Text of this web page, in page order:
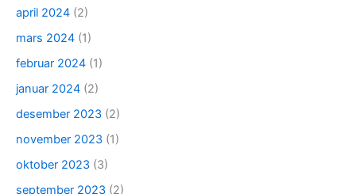
april 2024 (2)
mars 2024 (1)
februar 2024 (1)
januar 2024 (2)
desember 2023 (2)
november 2023 (1)
oktober 2023 (3)
september 2023 (2)